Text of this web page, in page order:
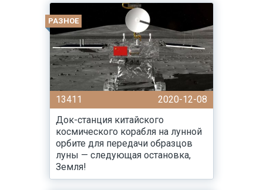
РАЗНОЕ
13411
2020-12-08
Док-станция китайского
космического корабля на лунной
орбите для передачи образцов
луны — следующая остановка,
Земля!